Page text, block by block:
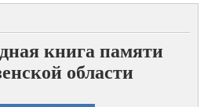
книга памяти
области